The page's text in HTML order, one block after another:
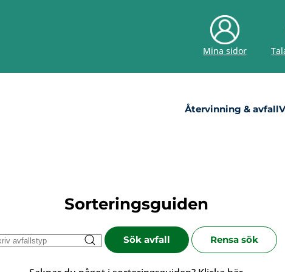
Mina sidor
Återvinning & avfall
Sorteringsguiden
Sök avfall Rensa sök